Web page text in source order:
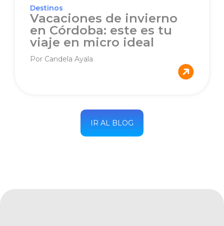
Destinos
Vacaciones de invierno
en Córdoba: este es tu
viaje en micro ideal
Por Candela Ayala
IR AL BLOG